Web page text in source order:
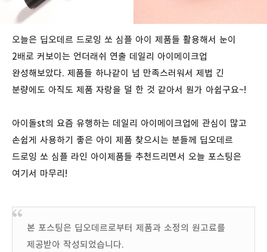
오늘은 딥오데르 드로잉 쏘 심플 아이 제품들 활용해서 눈이
2배로 커보이는 언더래쉬 연출 데일리 아이메이크업
완성해보았다. 제품들 하나같이 넘 만족스러워서 제법 긴
분량에도 아직도 제품 자랑을 덜 한 것 같아서 뭔가 아쉽구요~!
아이돌st의 요즘 유행하는 데일리 아이메이크업에 관심이 많고
손쉽게 사용하기 좋은 아이 제품 찾으시는 분들께 딥오데르
드로잉 쏘 심플 라인 아이제품들 추천드리면서 오늘 포스팅은
여기서 마무리!
본 포스팅은 딥오데르로부터 제품과 소정의 원고료를
제공받아 작성되었습니다.